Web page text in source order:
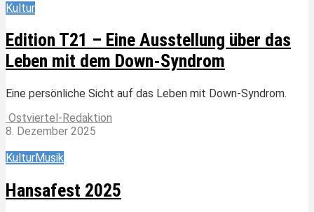
Kultur
Edition T21 – Eine Ausstellung über das
Leben mit dem Down-Syndrom
Eine persönliche Sicht auf das Leben mit Down-Syndrom.
Ostviertel-Redaktion
8. Dezember 2025
KulturMusik
Hansafest 2025